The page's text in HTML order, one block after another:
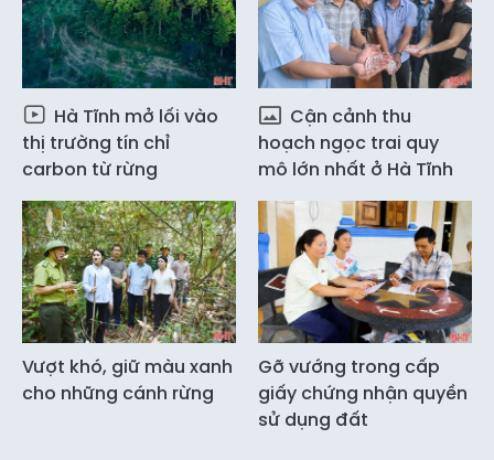
Hà Tĩnh mở lối vào
thị trường tín chỉ
carbon từ rừng
Cận cảnh thu
hoạch ngọc trai quy
mô lớn nhất ở Hà Tĩnh
Vượt khó, giữ màu xanh
cho những cánh rừng
Gỡ vướng trong cấp
giấy chứng nhận quyền
sử dụng đất